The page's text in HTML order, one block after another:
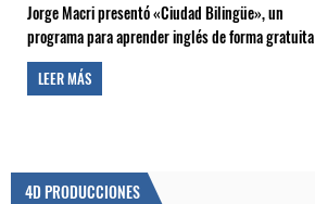
Jorge Macri presentó «Ciudad Bilingüe», un
programa para aprender inglés de forma gratuita
LEER MÁS
4D PRODUCCIONES